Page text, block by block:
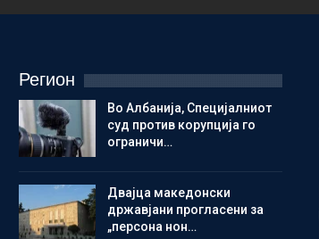
Регион
Во Албанија, Специјалниот
суд против корупција го
ограничи…
Двајца македонски
државјани прогласени за
„персона нон…